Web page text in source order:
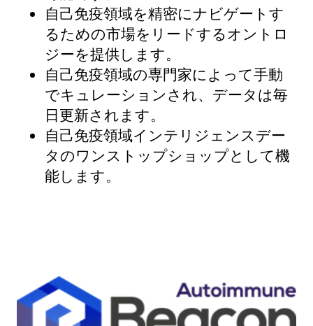
自己免疫領域を精密にナビゲートす
るための市場をリードするオントロ
ジーを提供します。
自己免疫領域の専門家によって手動
でキュレーションされ、データは毎
日更新されます。
自己免疫領域インテリジェンスデー
タのワンストップショップとして機
能します。